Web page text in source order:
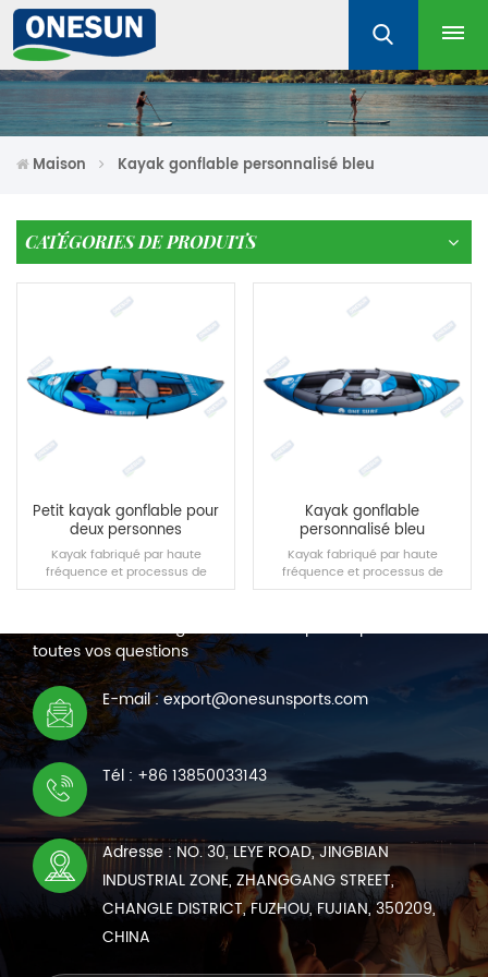
Maison Kayak gonflable personnalisé bleu
CATÉGORIES DE PRODUITS
Petit kayak gonflable pour
deux personnes
Kayak fabriqué par haute
fréquence et processus de
couture.
LIRE LA SUITE
Kayak gonflable
personnalisé bleu
Kayak fabriqué par haute
fréquence et processus de
couture.
NOUS CONTACTER
Nous sommes en ligne 7*24 heures pour répondre à
toutes vos questions
E-mail : export@onesunsports.com
Tél : +86 13850033143
Adresse : NO. 30, LEYE ROAD, JINGBIAN
INDUSTRIAL ZONE, ZHANGGANG STREET,
CHANGLE DISTRICT, FUZHOU, FUJIAN, 350209,
CHINA